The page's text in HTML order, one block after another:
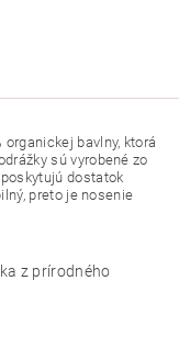
bavlny, ktorá
sú vyrobené zo
dostatok
preto je nosenie
z prírodného